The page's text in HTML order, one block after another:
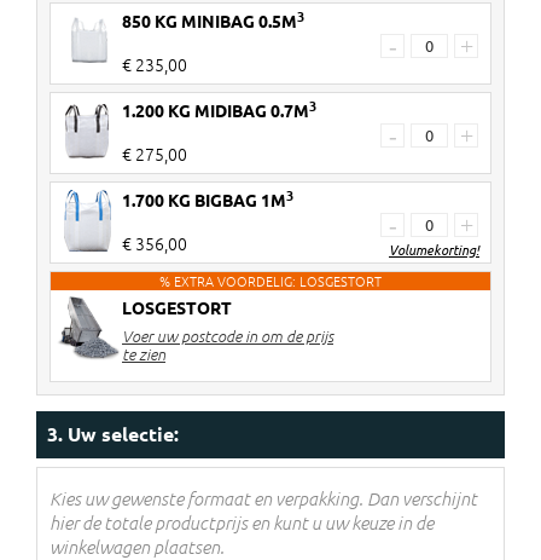
850 KG MINIBAG 0.5M3
€ 235,00
- +
1.200 KG MIDIBAG 0.7M3
€ 275,00
- +
1.700 KG BIGBAG 1M3
€ 356,00
- +
Volumekorting!
2 stuks
3-4 stuks
€ 12 korting per big bag
5> stuks
Kortingen worden verrekend in de
% EXTRA VOORDELIG: LOSGESTORT
LOSGESTORT
Voer uw postcode in om de prijs
te zien
3. Uw selectie:
Kies uw gewenste formaat en verpakking. Dan verschijnt
hier de totale productprijs en kunt u uw keuze in de
winkelwagen plaatsen.